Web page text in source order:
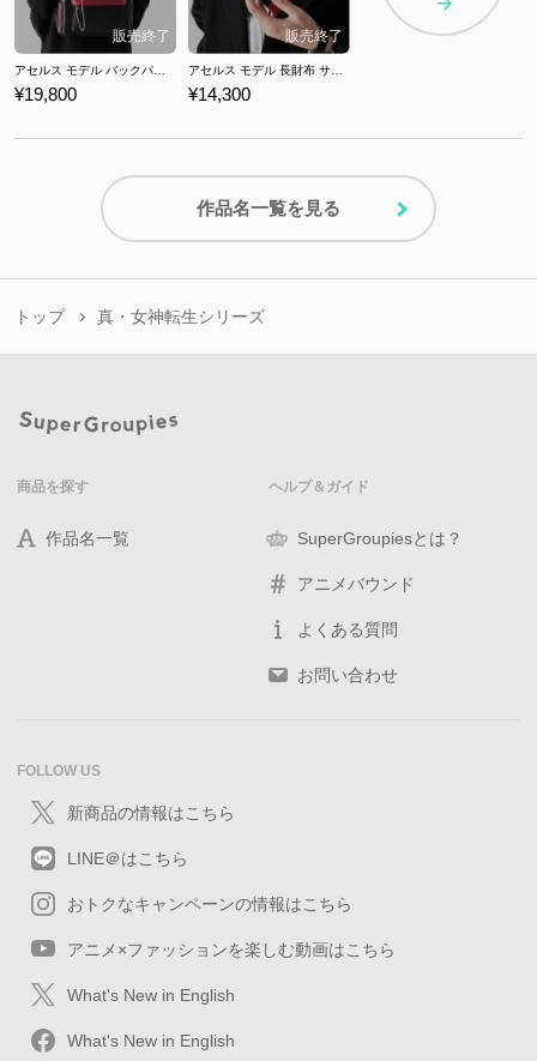
¥19,800
アセルス モデル 長財布 サガ フロンティア リマスター
¥14,300
作品名一覧を見る
トップ 真・女神転生シリーズ
商品を探す
作品名一覧
ヘルプ＆ガイド
SuperGroupiesとは？
アニメバウンド
よくある質問
お問い合わせ
FOLLOW US
新商品の情報はこちら
LINE＠はこちら
おトクなキャンペーンの情報はこちら
アニメ×ファッションを楽しむ動画はこちら
What's New in English
What's New in English